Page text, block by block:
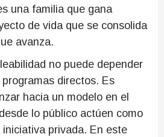
una familia que gana
de vida que se consolida
avanza.
no puede depender
directos. Es
hacia un modelo en el
lo público actúen como
privada. En este